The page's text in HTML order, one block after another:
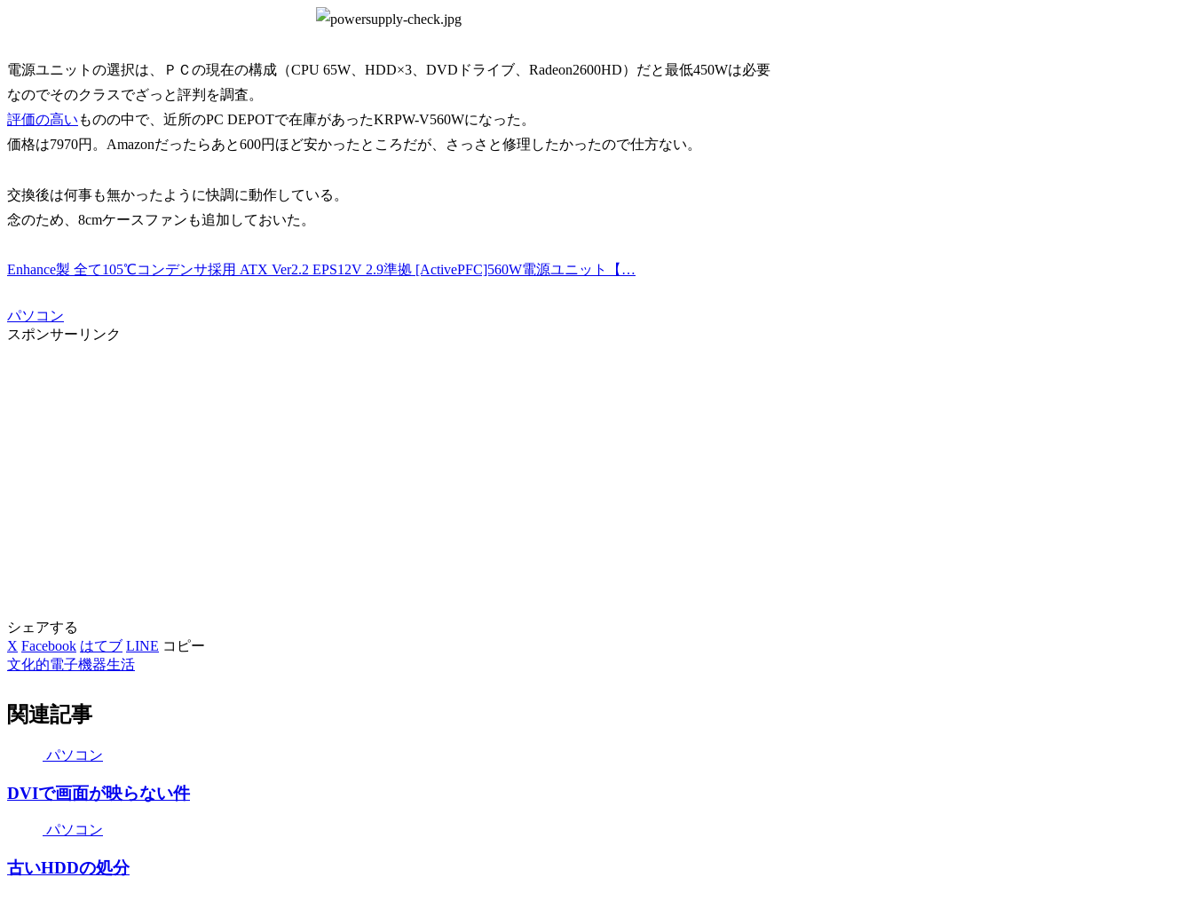
電源ユニットの選択は、ＰＣの現在の構成（CPU 65W、HDD×3、DVDドライブ、Radeon2600HD）だと最低450Wは必要
なのでそのクラスでざっと評判を調査。
評価の高い ものの中で、近所のPC DEPOTで在庫があったKRPW-V560Wになった。
価格は7970円。Amazonだったらあと600円ほど安かったところだが、さっさと修理したかったので仕方ない。
交換後は何事も無かったように快調に動作している。
念のため、8cmケースファンも追加しておいた。
Enhance製 全て105℃コンデンサ採用 ATX Ver2.2 EPS12V 2.9準拠 [ActivePFC]560W電源ユニット【…
パソコン
スポンサーリンク
シェアする
X Facebook はてブ LINE コピー
文化的電子機器生活
関連記事
パソコン
DVIで画面が映らない件
パソコン
古いHDDの処分